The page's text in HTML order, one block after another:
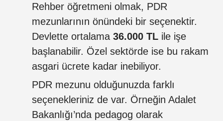
Rehber öğretmeni olmak, PDR
mezunlarının önündeki bir seçenektir.
Devlette ortalama 36.000 TL ile işe
başlanabilir. Özel sektörde ise bu rakam
asgari ücrete kadar inebiliyor.
PDR mezunu olduğunuzda farklı
seçenekleriniz de var. Örneğin Adalet
Bakanlığı’nda pedagog olarak